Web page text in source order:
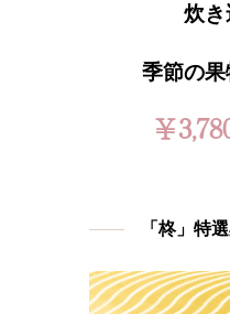
炊き
季節の
￥
「柊」特